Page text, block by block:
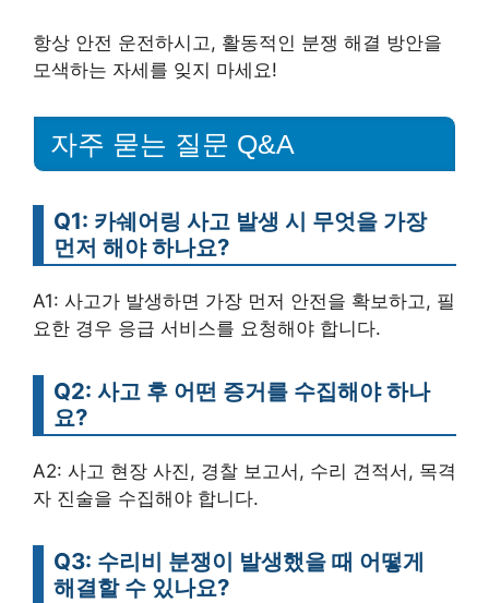
항상 안전 운전하시고, 활동적인 분쟁 해결 방안을
모색하는 자세를 잊지 마세요!
자주 묻는 질문 Q&A
Q1: 카쉐어링 사고 발생 시 무엇을 가장
먼저 해야 하나요?
A1: 사고가 발생하면 가장 먼저 안전을 확보하고, 필
요한 경우 응급 서비스를 요청해야 합니다.
Q2: 사고 후 어떤 증거를 수집해야 하나
요?
A2: 사고 현장 사진, 경찰 보고서, 수리 견적서, 목격
자 진술을 수집해야 합니다.
Q3: 수리비 분쟁이 발생했을 때 어떻게
해결할 수 있나요?